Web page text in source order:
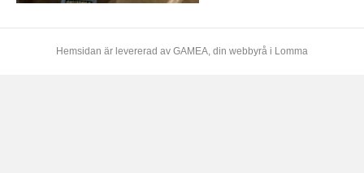
Hemsidan är levererad av GAMEA, din webbyrå i Lomma